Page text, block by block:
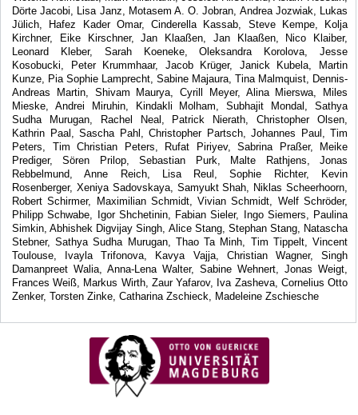
Dörte Jacobi, Lisa Janz, Motasem A. O. Jobran, Andrea Jozwiak, Lukas
Jülich, Hafez Kader Omar, Cinderella Kassab, Steve Kempe, Kolja
Kirchner, Eike Kirschner, Jan Klaaßen, Jan Klaaßen, Nico Klaiber,
Leonard Kleber, Sarah Koeneke, Oleksandra Korolova, Jesse
Kosobucki, Peter Krummhaar, Jacob Krüger, Janick Kubela, Martin
Kunze, Pia Sophie Lamprecht, Sabine Majaura, Tina Malmquist, Dennis-
Andreas Martin, Shivam Maurya, Cyrill Meyer, Alina Mierswa, Miles
Mieske, Andrei Miruhin, Kindakli Molham, Subhajit Mondal, Sathya
Sudha Murugan, Rachel Neal, Patrick Nierath, Christopher Olsen,
Kathrin Paal, Sascha Pahl, Christopher Partsch, Johannes Paul, Tim
Peters, Tim Christian Peters, Rufat Piriyev, Sabrina Praßer, Meike
Prediger, Sören Prilop, Sebastian Purk, Malte Rathjens, Jonas
Rebbelmund, Anne Reich, Lisa Reul, Sophie Richter, Kevin
Rosenberger, Xeniya Sadovskaya, Samyukt Shah, Niklas Scheerhoorn,
Robert Schirmer, Maximilian Schmidt, Vivian Schmidt, Welf Schröder,
Philipp Schwabe, Igor Shchetinin, Fabian Sieler, Ingo Siemers, Paulina
Simkin, Abhishek Digvijay Singh, Alice Stang, Stephan Stang, Natascha
Stebner, Sathya Sudha Murugan, Thao Ta Minh, Tim Tippelt, Vincent
Toulouse, Ivayla Trifonova, Kavya Vajja, Christian Wagner, Singh
Damanpreet Walia, Anna-Lena Walter, Sabine Wehnert, Jonas Weigt,
Frances Weiß, Markus Wirth, Zaur Yafarov, Iva Zasheva, Cornelius Otto
Zenker, Torsten Zinke, Catharina Zschieck, Madeleine Zschiesche